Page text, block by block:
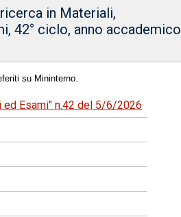
in Materiali,
42° ciclo, anno accademico
su Mininterno.
ed Esami" n.42 del 5/6/2026